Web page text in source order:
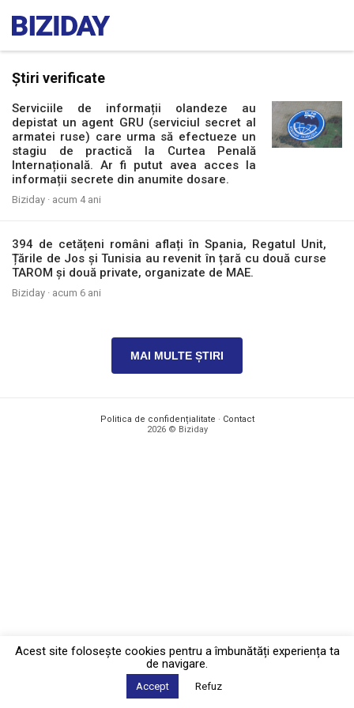
Știri verificate
Serviciile de informații olandeze au
depistat un agent GRU (serviciul secret al
armatei ruse) care urma să efectueze un
stagiu de practică la Curtea Penală
Internațională. Ar fi putut avea acces la
informații secrete din anumite dosare.
Biziday · acum 4 ani
394 de cetățeni români aflați în Spania, Regatul Unit,
Țările de Jos și Tunisia au revenit în țară cu două curse
TAROM și două private, organizate de MAE.
Biziday · acum 6 ani
MAI MULTE ȘTIRI
Politica de confidențialitate · Contact
2026 © Biziday
Acest site foloseşte cookies pentru a îmbunătăți experiența ta
de navigare.
Accept Refuz